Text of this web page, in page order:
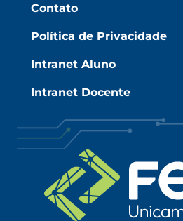
Contato
Política de Privacidade
Intranet Aluno
Intranet Docente